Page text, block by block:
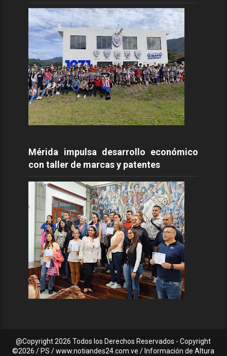
Mérida impulsa desarrollo económico
con taller de marcas y patentes
@Copyright2026 Todos los Derechos Reservados - Copyright
©2026 / PS / www.notiandes24.com.ve / Información de Altura